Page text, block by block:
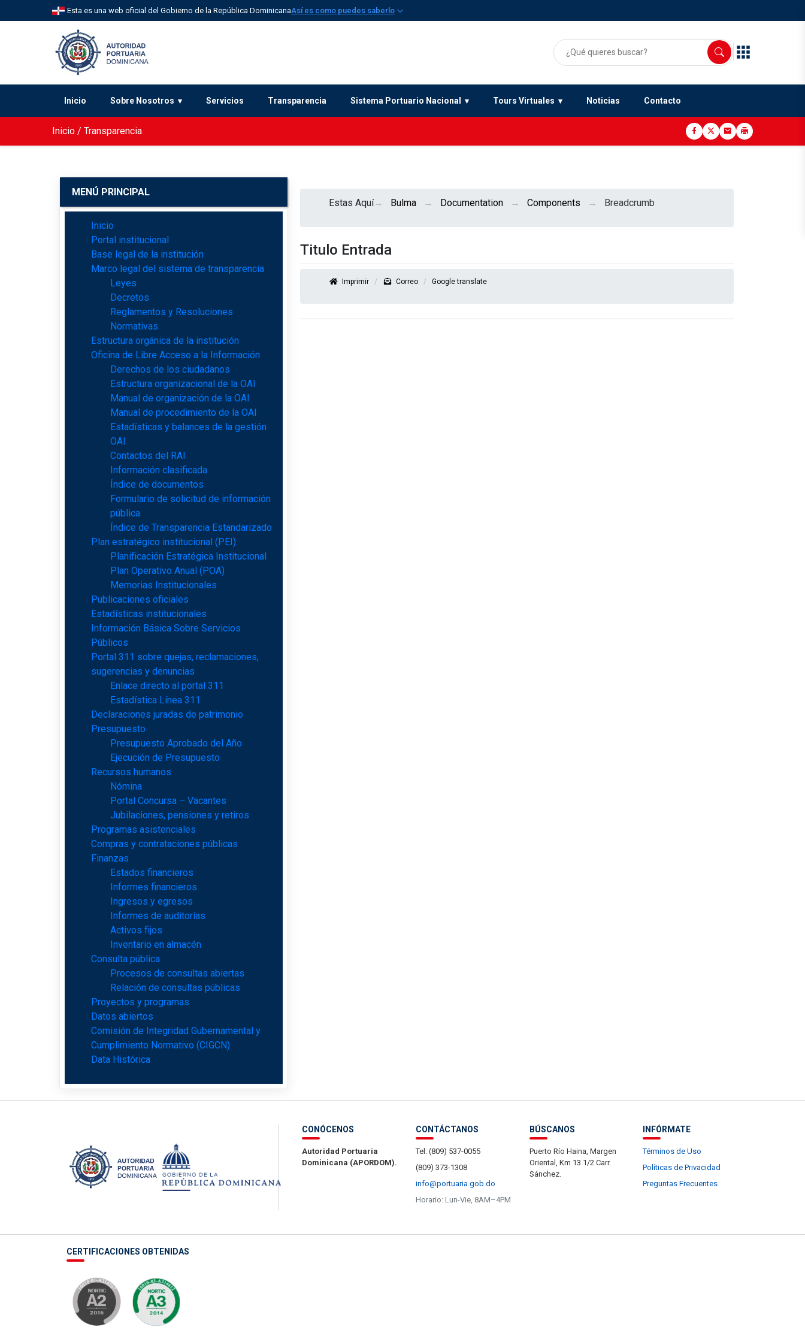
Esta es una web oficial del Gobierno de la República DominicanaAsí es como puedes saberlo
Inicio Sobre Nosotros Servicios Transparencia Sistema Portuario Nacional Tours Virtuales Noticias Contacto
Inicio / Transparencia
MENÚ PRINCIPAL
Inicio
Portal institucional
Base legal de la institución
Marco legal del sistema de transparencia
Leyes
Decretos
Reglamentos y Resoluciones
Normativas
Estructura orgánica de la institución
Oficina de Libre Acceso a la Información
Derechos de los ciudadanos
Estructura organizacional de la OAI
Manual de organización de la OAI
Manual de procedimiento de la OAI
Estadísticas y balances de la gestión
OAI
Contactos del RAI
Información clasificada
Índice de documentos
Formulario de solicitud de información
pública
Índice de Transparencia Estandarizado
Plan estratégico institucional (PEI)
Planificación Estratégica Institucional
Plan Operativo Anual (POA)
Memorias Institucionales
Publicaciones oficiales
Estadísticas institucionales
Información Básica Sobre Servicios
Públicos
Portal 311 sobre quejas, reclamaciones,
sugerencias y denuncias
Enlace directo al portal 311
Estadística Línea 311
Declaraciones juradas de patrimonio
Presupuesto
Presupuesto Aprobado del Año
Ejecución de Presupuesto
Recursos humanos
Nómina
Portal Concursa – Vacantes
Jubilaciones, pensiones y retiros
Programas asistenciales
Compras y contrataciones públicas
Finanzas
Estados financieros
Informes financieros
Ingresos y egresos
Informes de auditorías
Activos fijos
Inventario en almacén
Consulta pública
Procesos de consultas abiertas
Relación de consultas públicas
Proyectos y programas
Datos abiertos
Comisión de Integridad Gubernamental y
Cumplimiento Normativo (CIGCN)
Data Histórica
Estas Aquí Bulma Documentation Components Breadcrumb
Titulo Entrada
Imprimir Correo Google translate
CONÓCENOS
Autoridad Portuaria
Dominicana (APORDOM).
CONTÁCTANOS
Tel: (809) 537-0055
(809) 373-1308
info@portuaria.gob.do
Horario: Lun-Vie, 8AM–4PM
BÚSCANOS
Puerto Río Haina, Margen
Oriental, Km 13 1/2 Carr.
Sánchez.
INFÓRMATE
Términos de Uso
Políticas de Privacidad
Preguntas Frecuentes
CERTIFICACIONES OBTENIDAS